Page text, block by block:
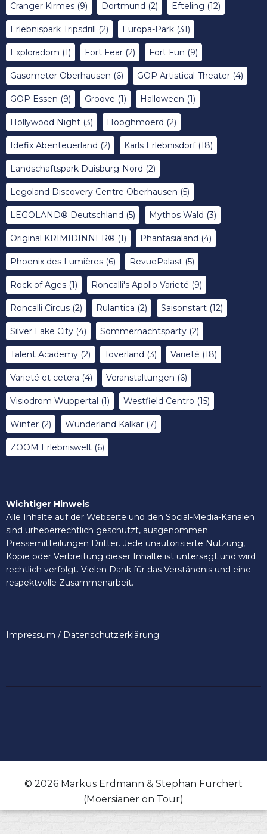
Cranger Kirmes (9) Dortmund (2) Efteling (12)
Erlebnispark Tripsdrill (2) Europa-Park (31)
Exploradom (1) Fort Fear (2) Fort Fun (9)
Gasometer Oberhausen (6) GOP Artistical-Theater (4)
GOP Essen (9) Groove (1) Halloween (1)
Hollywood Night (3) Hooghmoerd (2)
Idefix Abenteuerland (2) Karls Erlebnisdorf(18)
Landschaftspark Duisburg-Nord (2)
Legoland Discovery Centre Oberhausen (5)
LEGOLAND® Deutschland (5) Mythos Wald (3)
Original KRIMIDINNER® (1) Phantasialand (4)
Phoenix des Lumières (6) RevuePalast (5)
Rock of Ages (1) Roncalli's Apollo Varieté (9)
Roncalli Circus (2) Rulantica (2) Saisonstart (12)
Silver Lake City (4) Sommernachtsparty (2)
Talent Academy (2) Toverland (3) Varieté (18)
Varieté et cetera (4) Veranstaltungen (6)
Visiodrom Wuppertal (1) Westfield Centro (15)
Winter (2) Wunderland Kalkar (7)
ZOOM Erlebniswelt (6)
Wichtiger Hinweis
Alle Inhalte auf der Webseite und den Social-Media-Kanälen
sind urheberrechtlich geschützt, ausgenommen
Pressemitteilungen Dritter. Jede unautorisierte Nutzung,
Kopie oder Verbreitung dieser Inhalte ist untersagt und wird
rechtlich verfolgt. Vielen Dank für das Verständnis und eine
respektvolle Zusammenarbeit.
Impressum / Datenschutzerklärung
© 2026 Markus Erdmann & Stephan Furchert
(Moersianer on Tour)